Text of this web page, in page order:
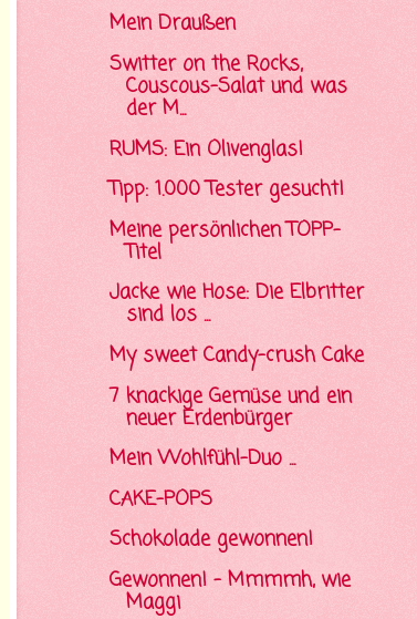
Mein Draußen
Switter on the Rocks,
Couscous-Salat und was
der M...
RUMS: Ein Olivenglas!
Tipp: 1.000 Tester gesucht!
Meine persönlichen TOPP-
Titel
Jacke wie Hose: Die Elbritter
sind los ...
My sweet Candy-crush Cake
7 knackige Gemüse und ein
neuer Erdenbürger
Mein Wohlfühl-Duo ...
CAKE-POPS
Schokolade gewonnen!
Gewonnen! - Mmmmh, wie
Maggi